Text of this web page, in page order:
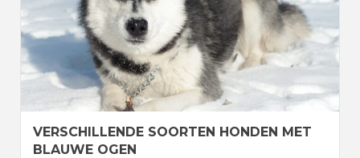
VERSCHILLENDE SOORTEN HONDEN MET
BLAUWE OGEN